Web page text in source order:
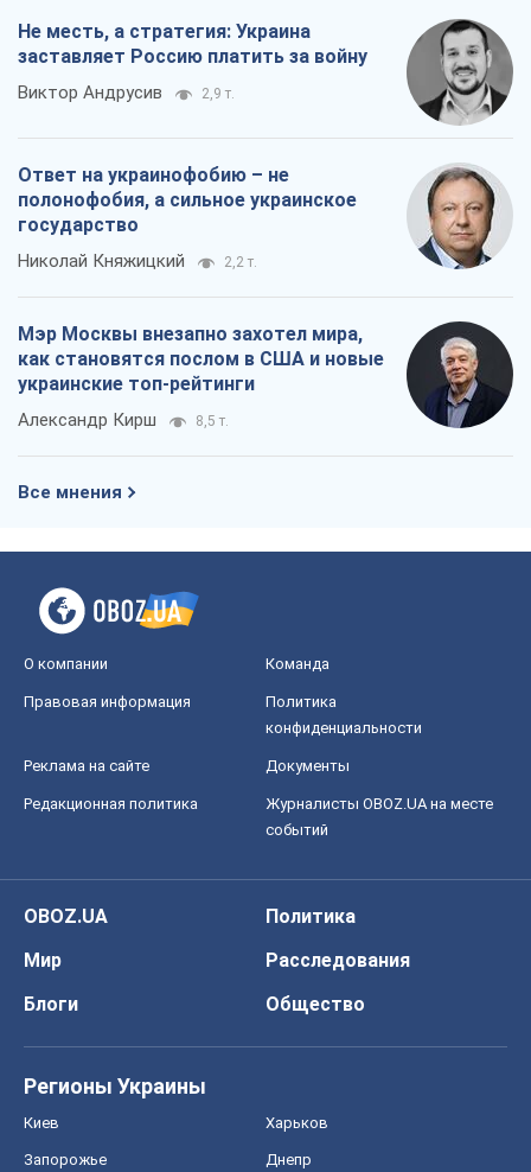
Не месть, а стратегия: Украина
заставляет Россию платить за войну
Виктор Андрусив 2,9 т.
Ответ на украинофобию – не
полонофобия, а сильное украинское
государство
Николай Княжицкий 2,2 т.
Мэр Москвы внезапно захотел мира,
как становятся послом в США и новые
украинские топ-рейтинги
Александр Кирш 8,5 т.
Все мнения
О компании Команда
Правовая информация
Политика
конфиденциальности
Реклама на сайте Документы
Редакционная политика
Журналисты OBOZ.UA на месте
событий
OBOZ.UA
Политика
Мир
Расследования
Блоги
Общество
Регионы Украины
Киев Харьков
Запорожье Днепр